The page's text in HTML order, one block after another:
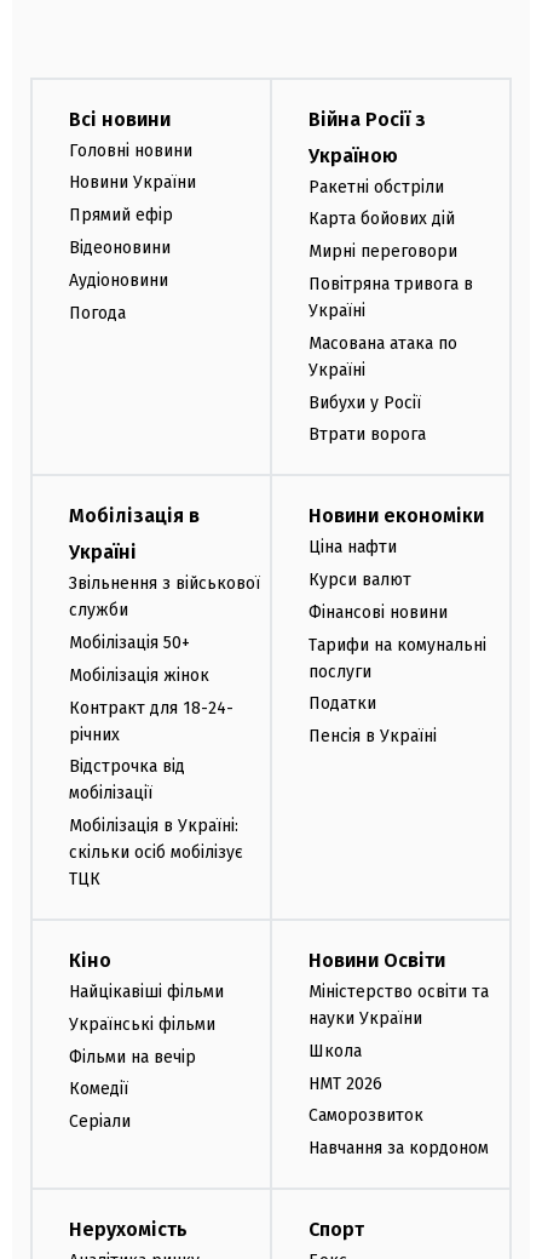
Всі новини
Головні новини
Новини України
Прямий ефір
Відеоновини
Аудіоновини
Погода
Війна Росії з
Україною
Ракетні обстріли
Карта бойових дій
Мирні переговори
Повітряна тривога в
Україні
Масована атака по
Україні
Вибухи у Росії
Втрати ворога
Мобілізація в
Україні
Звільнення з військової
служби
Мобілізація 50+
Мобілізація жінок
Контракт для 18-24-
річних
Відстрочка від
мобілізації
Мобілізація в Україні:
скільки осіб мобілізує
ТЦК
Новини економіки
Ціна нафти
Курси валют
Фінансові новини
Тарифи на комунальні
послуги
Податки
Пенсія в Україні
Кіно
Найцікавіші фільми
Українські фільми
Фільми на вечір
Комедії
Серіали
Новини Освіти
Міністерство освіти та
науки України
Школа
НМТ 2026
Саморозвиток
Навчання за кордоном
Нерухомість Спорт